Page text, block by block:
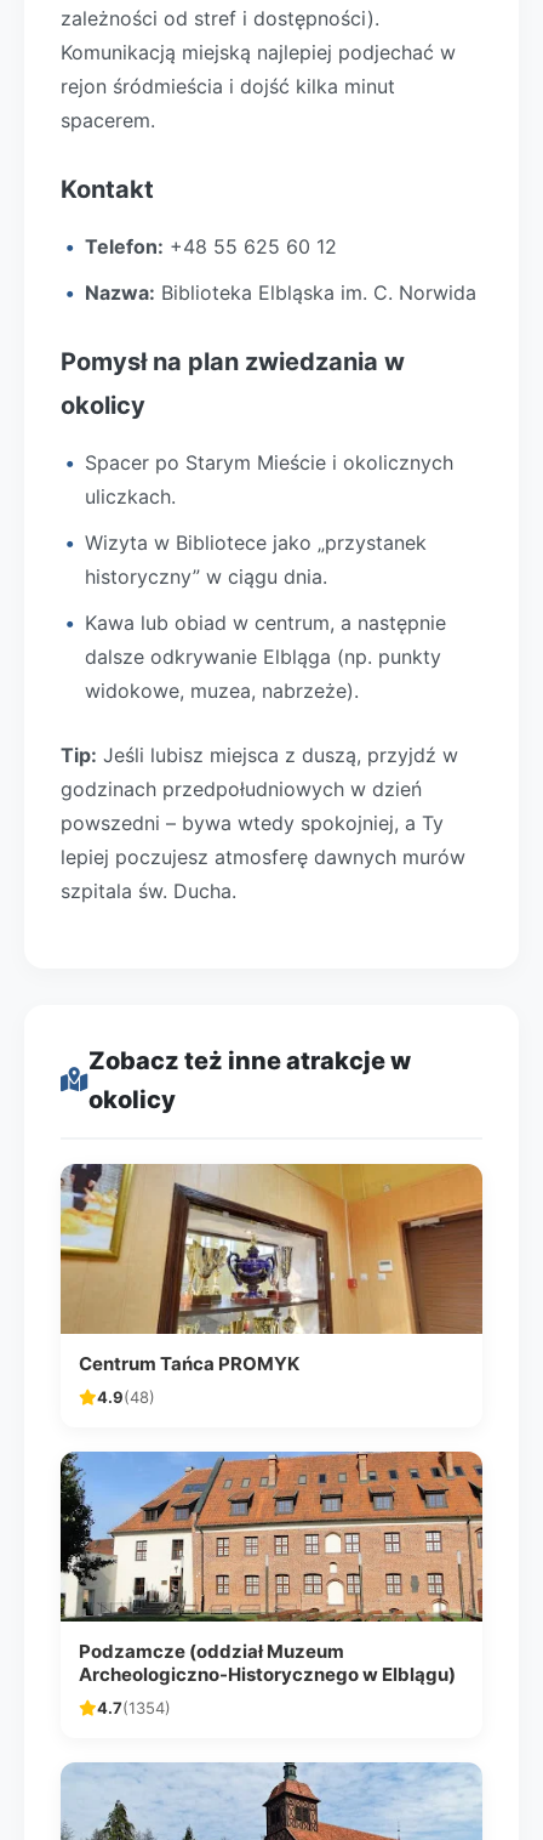
zależności od stref i dostępności).
Komunikacją miejską najlepiej podjechać w
rejon śródmieścia i dojść kilka minut
spacerem.
Kontakt
Telefon: +48 55 625 60 12
Nazwa: Biblioteka Elbląska im. C. Norwida
Pomysł na plan zwiedzania w
okolicy
Spacer po Starym Mieście i okolicznych
uliczkach.
Wizyta w Bibliotece jako „przystanek
historyczny” w ciągu dnia.
Kawa lub obiad w centrum, a następnie
dalsze odkrywanie Elbląga (np. punkty
widokowe, muzea, nabrzeże).
Tip: Jeśli lubisz miejsca z duszą, przyjdź w
godzinach przedpołudniowych w dzień
powszedni – bywa wtedy spokojniej, a Ty
lepiej poczujesz atmosferę dawnych murów
szpitala św. Ducha.
Zobacz też inne atrakcje w
okolicy
Centrum Tańca PROMYK
4.9(48)
Podzamcze (oddział Muzeum
Archeologiczno-Historycznego w Elblągu)
4.7(1354)